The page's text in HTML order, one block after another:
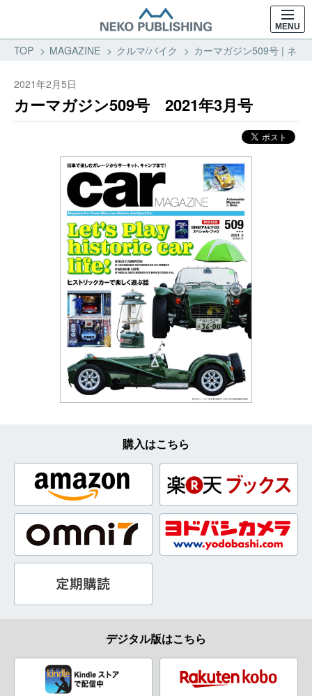
MENU
TOP MAGAZINE クルマ/バイク カーマガジン509号 | ネコ
2021年2月5日
カーマガジン509号 2021年3月号
購入はこちら
デジタル版はこちら